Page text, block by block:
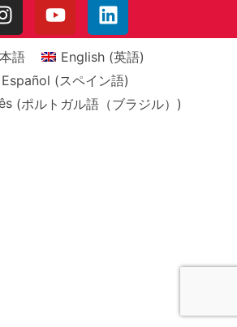
語 English(英語)
Español (スペイン語)
(ポルトガル語（ブラジル） )